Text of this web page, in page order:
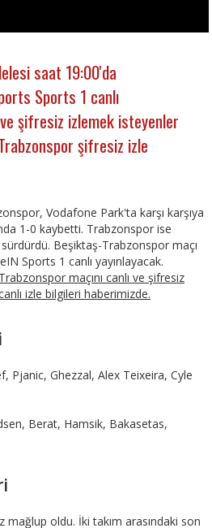
saat 19:00'da
Sports 1 canlı
ve şifresiz izlemek isteyenler
şifresiz izle
Vodafone Park'ta karşı karşıya
1-0 kaybetti. Trabzonspor ise
Beşiktaş-Trabzonspor maçı
Sports 1 canlı yayınlayacak.
maçını canlı ve şifresiz
izle bilgileri haberimizde.
Pjanic, Ghezzal, Alex Teixeira, Cyle
Berat, Hamsik, Bakasetas,
oldu. İki takım arasındaki son